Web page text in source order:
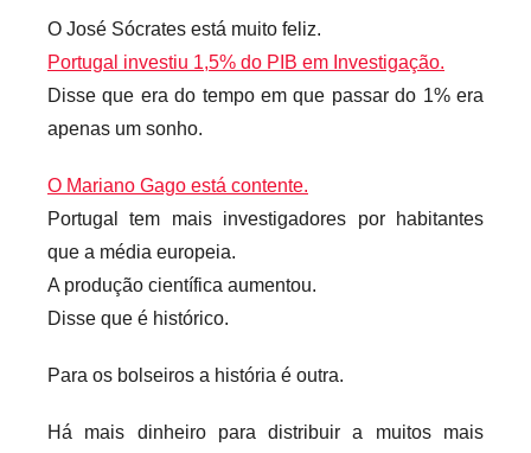
i
n
f
i
e
O José Sócrates está muito feliz.
Portugal investiu 1,5% do PIB em Investigação.
Disse que era do tempo em que passar do 1% era
apenas um sonho.
O Mariano Gago está contente.
Portugal tem mais investigadores por habitantes
que a média europeia.
A produção científica aumentou.
Disse que é histórico.
Para os bolseiros a história é outra.
Há mais dinheiro para distribuir a muitos mais